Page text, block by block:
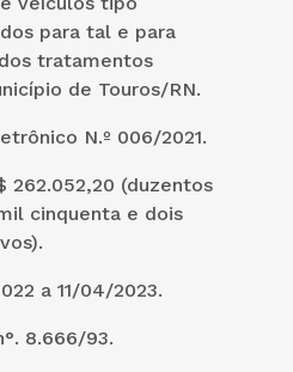
para tal e para
tratamentos
de Touros/RN.
N.º 006/2021.
262.052,20 (duzentos
cinquenta e dois
a 11/04/2023.
8.666/93.